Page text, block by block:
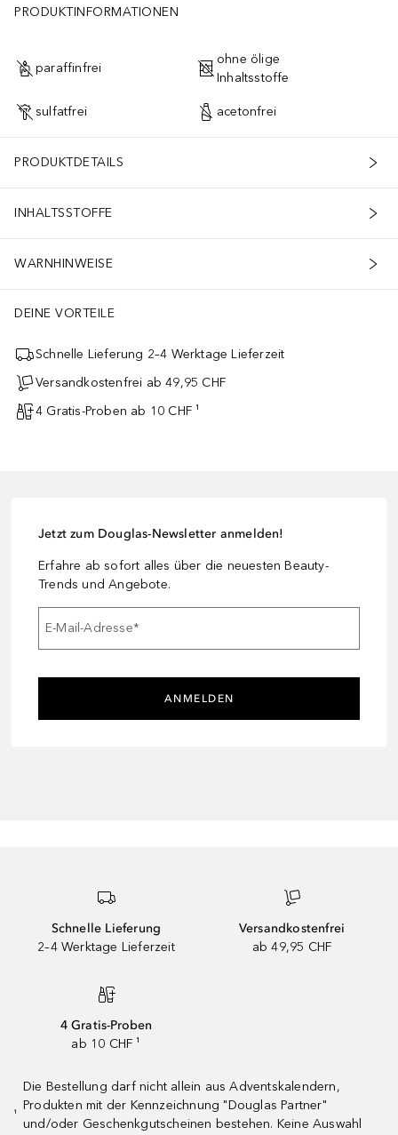
PRODUKTINFORMATIONEN
paraffinfrei
ohne ölige
Inhaltsstoffe
sulfatfrei acetonfrei
PRODUKTDETAILS
INHALTSSTOFFE
WARNHINWEISE
DEINE VORTEILE
Schnelle Lieferung 2–4 Werktage Lieferzeit
Versandkostenfrei ab 49,95 CHF
4 Gratis-Proben ab 10 CHF ¹
Jetzt zum Douglas-Newsletter anmelden!
Erfahre ab sofort alles über die neuesten Beauty-
Trends und Angebote.
E-Mail-Adresse*
ANMELDEN
Schnelle Lieferung
2–4 Werktage Lieferzeit
Versandkostenfrei
ab 49,95 CHF
4 Gratis-Proben
ab 10 CHF ¹
¹
Die Bestellung darf nicht allein aus Adventskalendern,
Produkten mit der Kennzeichnung "Douglas Partner"
und/oder Geschenkgutscheinen bestehen. Keine Auswahl